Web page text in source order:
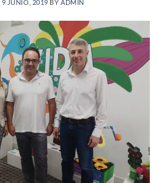
9 JUNIO, 2019 BY ADMIN